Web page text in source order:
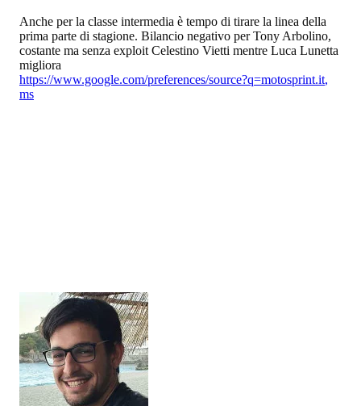
Anche per la classe intermedia è tempo di tirare la linea della
prima parte di stagione. Bilancio negativo per Tony Arbolino,
costante ma senza exploit Celestino Vietti mentre Luca Lunetta
migliora
https://www.google.com/preferences/source?q=motosprint.it,
ms